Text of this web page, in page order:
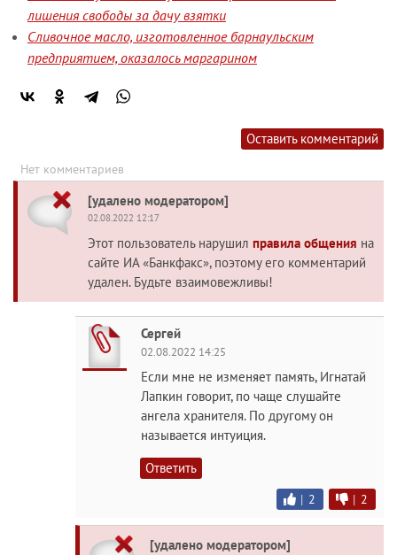
лишения свободы за дачу взятки
Сливочное масло, изготовленное барнаульским
предприятием, оказалось маргарином
Оставить комментарий
Нет комментариев
[удалено модератором]
02.08.2022 12:17
Этот пользователь нарушил правила общения на
сайте ИА «Банкфакс», поэтому его комментарий
удален. Будьте взаимовежливы!
Сергей
02.08.2022 14:25
Если мне не изменяет память, Игнатай
Лапкин говорит, по чаще слушайте
ангела хранителя. По другому он
называется интуиция.
Ответить
| 2 | 2
[удалено модератором]